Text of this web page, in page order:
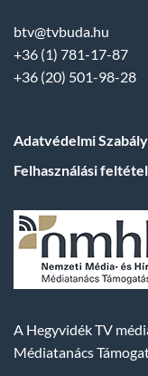
btv@tvbuda.hu
+36 (1) 781-17-87
+36 (20) 501-98-28
Adatvédelmi
Felhasználási
A Hegyvidék TV
Médiatanács